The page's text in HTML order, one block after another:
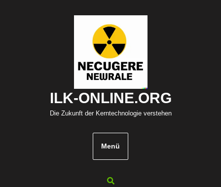
ILK-ONLINE.ORG
Die Zukunft der Kerntechnologie verstehen
Menü